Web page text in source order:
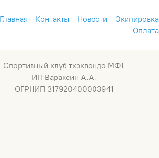
Главная Контакты Новости
Экипировка
Оплата
Спортивный клуб тхэквондо МФТ
ИП Вараксин А.А.
ОГРНИП 317920400003941